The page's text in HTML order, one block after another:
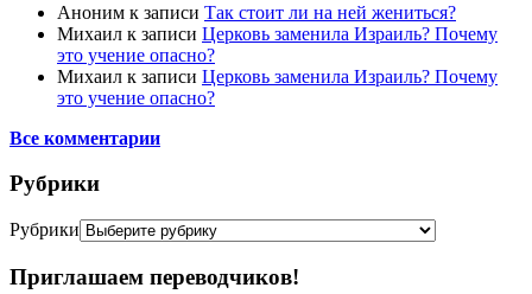
Аноним к записи Так стоит ли на ней жениться?
Михаил к записи Церковь заменила Израиль? Почему
это учение опасно?
Михаил к записи Церковь заменила Израиль? Почему
это учение опасно?
Все комментарии
Рубрики
Рубрики
Приглашаем переводчиков!